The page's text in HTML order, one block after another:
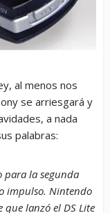
al menos nos
se arriesgará y
a nada
palabras:
para la segunda
impulso. Nintendo
lanzó el DS Lite